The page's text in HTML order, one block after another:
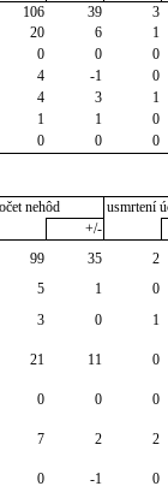
106 39
3
20 6
1
0 0
0
4 -1
0
4 3
1
1 1
0
0 0 0
nehôd
usmrtení
+/-
99 35
2
5 1
0
3 0
1
21 11
0
0 0
0
7 2
2
0 -1
0